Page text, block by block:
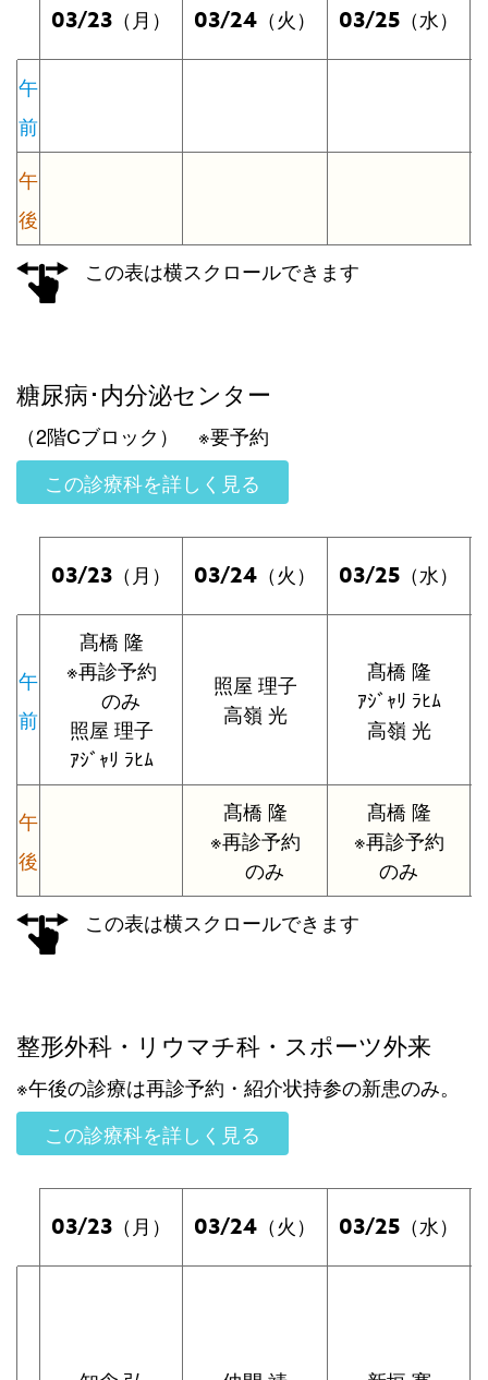
03/23 （月） 03/24 （火） 03/25 （水）
午
前
午
後
この表は横スクロールできます
糖尿病･内分泌センター
（2階Cブロック） ※要予約
この診療科を詳しく見る
03/23 （月） 03/24 （火） 03/25 （水）
午
前
髙橋 隆
※再診予約
のみ
照屋 理子
ｱｼﾞｬﾘ ﾗﾋﾑ
照屋 理子
高嶺 光
髙橋 隆
ｱｼﾞｬﾘ ﾗﾋﾑ
高嶺 光
午
後
髙橋 隆
※再診予約
のみ
髙橋 隆
※再診予約
のみ
この表は横スクロールできます
整形外科・リウマチ科・スポーツ外来
※午後の診療は再診予約・紹介状持参の新患のみ。
この診療科を詳しく見る
03/23 （月） 03/24 （火） 03/25 （水）